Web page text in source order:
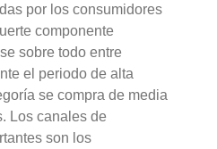
por los consumidores
componente
sobre todo entre
el periodo de alta
se compra de media
Los canales de
son los